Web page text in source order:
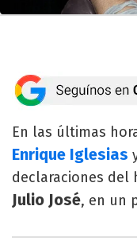
En las últimas
Enrique Iglesias
declaraciones del
Julio José, en un